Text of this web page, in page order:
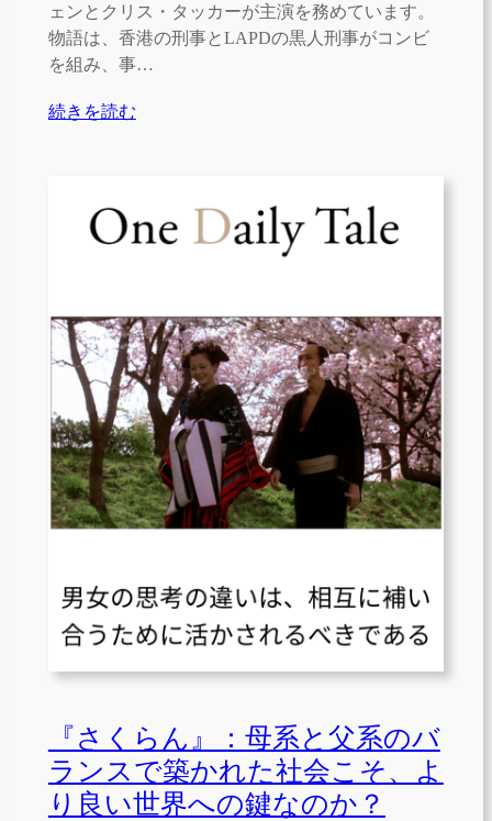
ェンとクリス・タッカーが主演を務めています。
物語は、香港の刑事とLAPDの黒人刑事がコンビ
を組み、事…
続きを読む
『さくらん』：母系と父系のバ
ランスで築かれた社会こそ、よ
り良い世界への鍵なのか？